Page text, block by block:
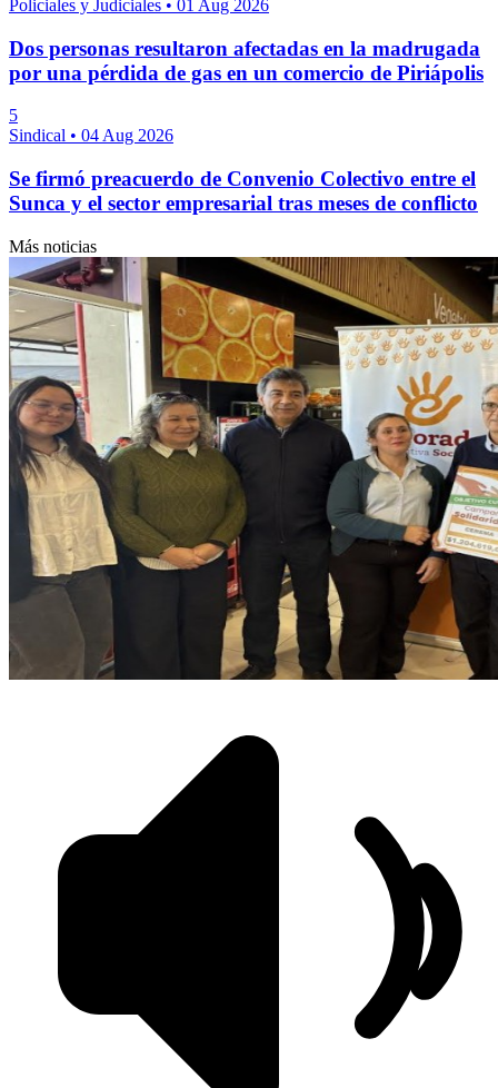
Policiales y Judiciales • 01 Aug 2026
Dos personas resultaron afectadas en la madrugada
por una pérdida de gas en un comercio de Piriápolis
5
Sindical • 04 Aug 2026
Se firmó preacuerdo de Convenio Colectivo entre el
Sunca y el sector empresarial tras meses de conflicto
Más noticias